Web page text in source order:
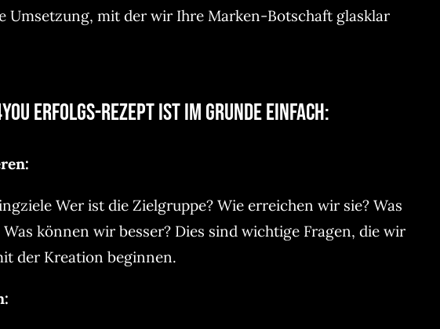
Umsetzung, mit der wir Ihre Marken-Botschaft glasklar
Erfolgs-Rezept ist im Grunde einfach:
Wer ist die Zielgruppe? Wie erreichen wir sie? Was
können wir besser? Dies sind wichtige Fragen, die wir
der Kreation beginnen.